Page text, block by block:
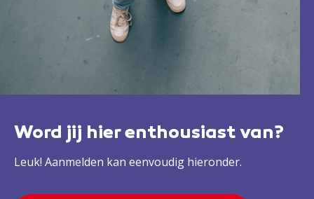
Word jij hier enthousiast van?
Leuk! Aanmelden kan eenvoudig hieronder.